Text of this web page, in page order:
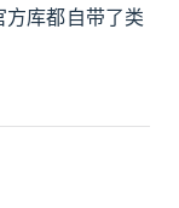
库都自带了类